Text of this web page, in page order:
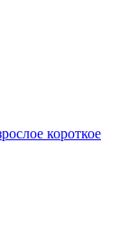
короткое